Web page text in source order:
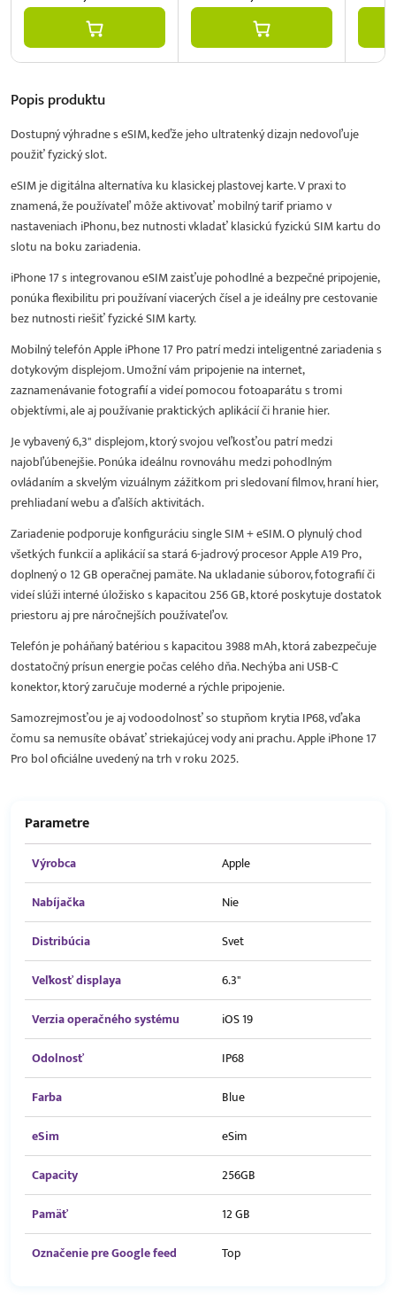
Popisproduktu
Dostupný výhradne s eSIM, keďže jeho ultratenký dizajn nedovoľuje
použiť fyzický slot.
eSIM je digitálna alternatíva ku klasickej plastovej karte. V praxi to
znamená, že používateľ môže aktivovať mobilný tarif priamo v
nastaveniach iPhonu, bez nutnosti vkladať klasickú fyzickú SIM kartu do
slotu na boku zariadenia.
iPhone 17 s integrovanou eSIM zaisťuje pohodlné a bezpečné pripojenie,
ponúka flexibilitu pri používaní viacerých čísel a je ideálny pre cestovanie
bez nutnosti riešiť fyzické SIM karty.
Mobilný telefón Apple iPhone 17 Pro patrí medzi inteligentné zariadenia s
dotykovým displejom. Umožní vám pripojenie na internet,
zaznamenávanie fotografií a videí pomocou fotoaparátu s tromi
objektívmi, ale aj používanie praktických aplikácií či hranie hier.
Je vybavený 6,3" displejom, ktorý svojou veľkosťou patrí medzi
najobľúbenejšie. Ponúka ideálnu rovnováhu medzi pohodlným
ovládaním a skvelým vizuálnym zážitkom pri sledovaní filmov, hraní hier,
prehliadaní webu a ďalších aktivitách.
Zariadenie podporuje konfiguráciu single SIM + eSIM. O plynulý chod
všetkých funkcií a aplikácií sa stará 6-jadrový procesor Apple A19 Pro,
doplnený o 12 GB operačnej pamäte. Na ukladanie súborov, fotografií či
videí slúži interné úložisko s kapacitou 256 GB, ktoré poskytuje dostatok
priestoru aj pre náročnejších používateľov.
Telefón je poháňaný batériou s kapacitou 3988 mAh, ktorá zabezpečuje
dostatočný prísun energie počas celého dňa. Nechýba ani USB-C
konektor, ktorý zaručuje moderné a rýchle pripojenie.
Samozrejmosťou je aj vodoodolnosť so stupňom krytia IP68, vďaka
čomu sa nemusíte obávať striekajúcej vody ani prachu. Apple iPhone 17
Pro bol oficiálne uvedený na trh v roku 2025.
Parametre
Výrobca
Apple
Nabíjačka
Nie
Distribúcia
Svet
Veľkosť displaya
6.3"
Verzia operačného systému
iOS 19
Odolnosť
IP68
Farba
Blue
eSim
eSim
Capacity
256GB
Pamäť
12 GB
Označenie pre Google feed
Top